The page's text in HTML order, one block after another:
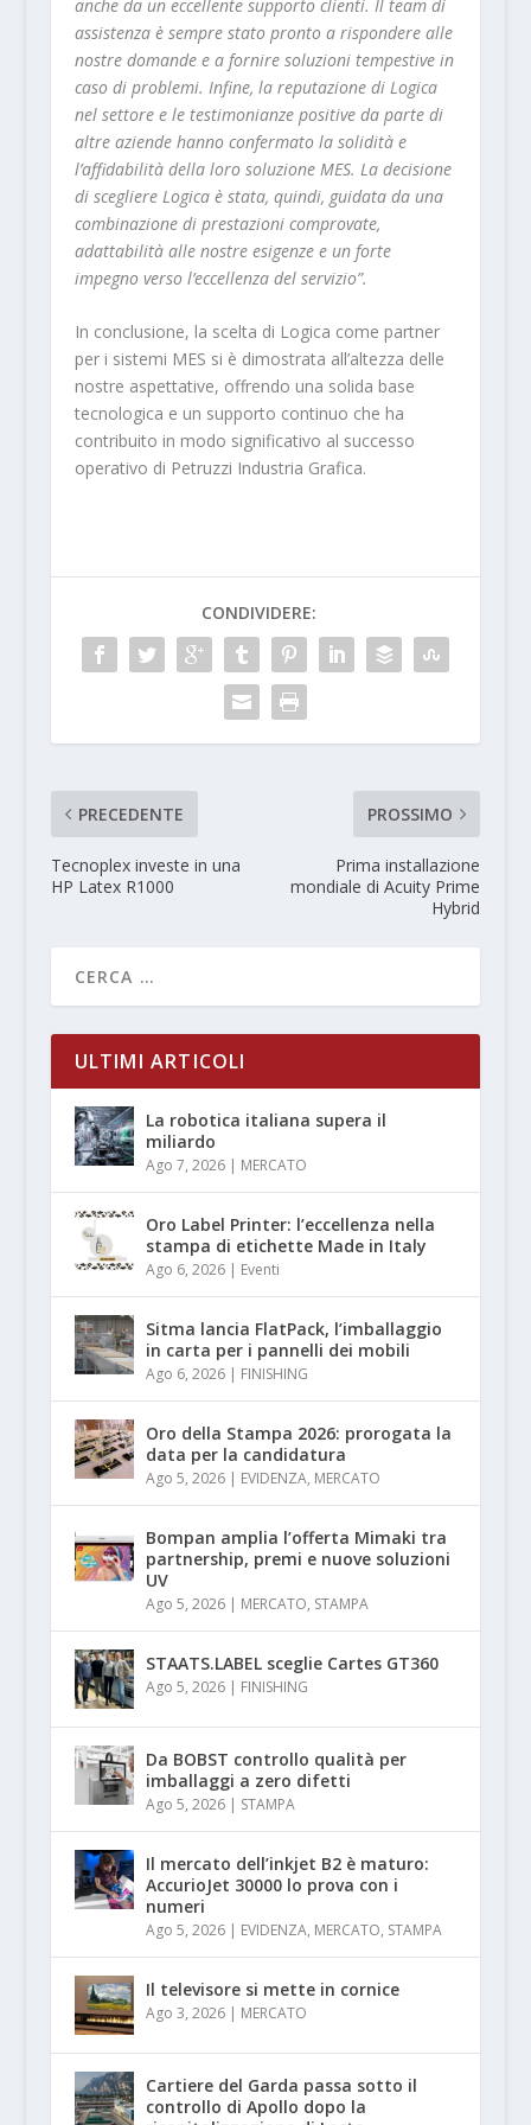
anche da un eccellente supporto clienti. Il team di
assistenza è sempre stato pronto a rispondere alle
nostre domande e a fornire soluzioni tempestive in
caso di problemi. Infine, la reputazione di Logica
nel settore e le testimonianze positive da parte di
altre aziende hanno confermato la solidità e
l’affidabilità della loro soluzione MES. La decisione
di scegliere Logica è stata, quindi, guidata da una
combinazione di prestazioni comprovate,
adattabilità alle nostre esigenze e un forte
impegno verso l’eccellenza del servizio”.
In conclusione, la scelta di Logica come partner
per i sistemi MES si è dimostrata all’altezza delle
nostre aspettative, offrendo una solida base
tecnologica e un supporto continuo che ha
contribuito in modo significativo al successo
operativo di Petruzzi Industria Grafica.
CONDIVIDERE:
PRECEDENTE
Tecnoplex investe in una
HP Latex R1000
PROSSIMO
Prima installazione
mondiale di Acuity Prime
Hybrid
ULTIMI ARTICOLI
La robotica italiana supera il
miliardo
Ago 7, 2026| MERCATO
Oro Label Printer: l’eccellenza nella
stampa di etichette Made in Italy
Ago 6, 2026| Eventi
Sitma lancia FlatPack, l’imballaggio
in carta per i pannelli dei mobili
Ago 6, 2026| FINISHING
Oro della Stampa 2026: prorogata la
data per la candidatura
Ago 5, 2026| EVIDENZA, MERCATO
Bompan amplia l’offerta Mimaki tra
partnership, premi e nuove soluzioni
UV
Ago 5, 2026| MERCATO, STAMPA
STAATS.LABEL sceglie Cartes GT360
Ago 5, 2026| FINISHING
Da BOBST controllo qualità per
imballaggi a zero difetti
Ago 5, 2026| STAMPA
Il mercato dell’inkjet B2 è maturo:
AccurioJet 30000 lo prova con i
numeri
Ago 5, 2026| EVIDENZA, MERCATO, STAMPA
Il televisore si mette in cornice
Ago 3, 2026| MERCATO
Cartiere del Garda passa sotto il
controllo di Apollo dopo la